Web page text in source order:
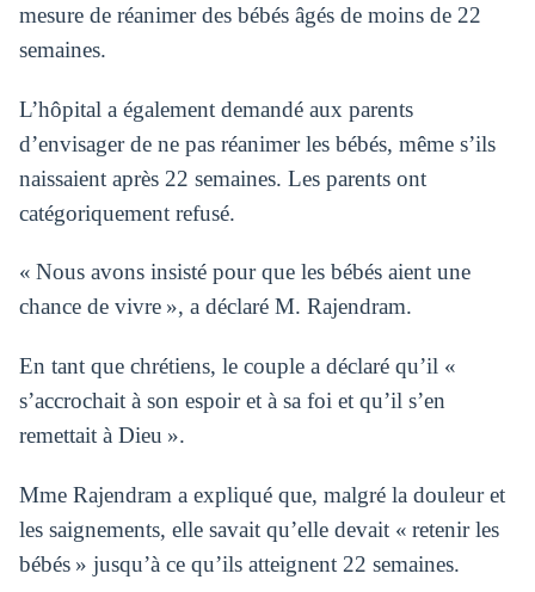
mesure de réanimer des bébés âgés de moins de 22
semaines.
L’hôpital a également demandé aux parents
d’envisager de ne pas réanimer les bébés, même s’ils
naissaient après 22 semaines. Les parents ont
catégoriquement refusé.
« Nous avons insisté pour que les bébés aient une
chance de vivre », a déclaré M. Rajendram.
En tant que chrétiens, le couple a déclaré qu’il «
s’accrochait à son espoir et à sa foi et qu’il s’en
remettait à Dieu ».
Mme Rajendram a expliqué que, malgré la douleur et
les saignements, elle savait qu’elle devait « retenir les
bébés » jusqu’à ce qu’ils atteignent 22 semaines.